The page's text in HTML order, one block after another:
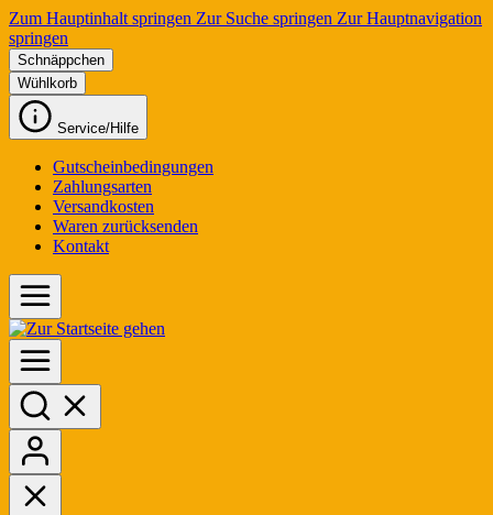
Zum Hauptinhalt springen Zur Suche springen Zur Hauptnavigation
springen
Schnäppchen
Wühlkorb
Service/Hilfe
Gutscheinbedingungen
Zahlungsarten
Versandkosten
Waren zurücksenden
Kontakt